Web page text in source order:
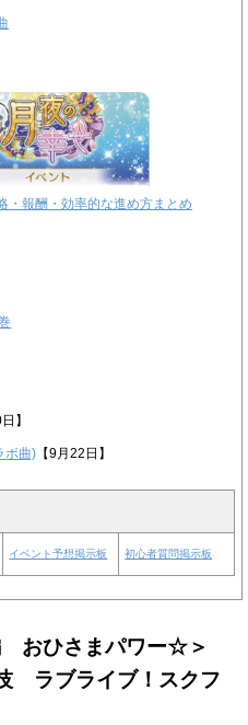
・報酬・効率的な進め方まとめ
】
ボ曲) 【9月22日】
イベント予想掲示板 初心者質問掲示板
おひさまパワー☆＞
ラブライブ！スクフ